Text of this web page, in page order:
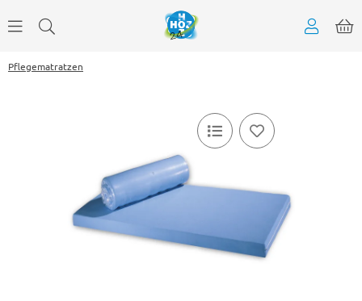
Pflegematratzen